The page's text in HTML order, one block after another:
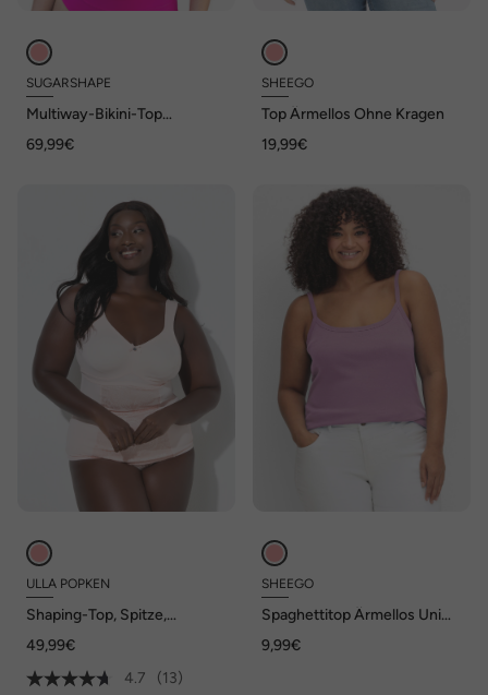
SUGARSHAPE
Multiway-Bikini-Top
Bikini,Trägerloser
69,99€
SHEEGO
Top Ärmellos Ohne Kragen
19,99€
ULLA POPKEN
Shaping-Top, Spitze,
49,99€
4.7
(13)
SHEEGO
Spaghettitop Ärmellos Uni
9,99€